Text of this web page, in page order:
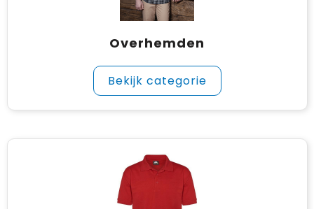
Overhemden
Bekijk categorie